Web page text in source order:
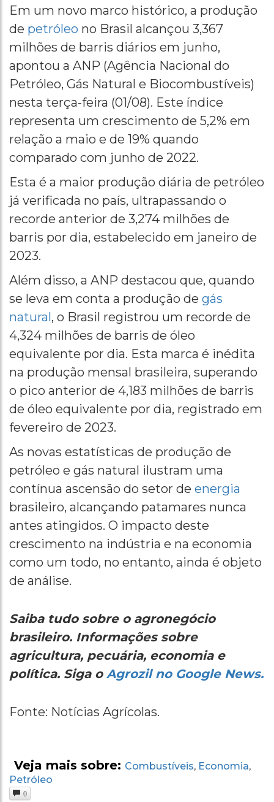
Em um novo marco histórico, a produção
de petróleo no Brasil alcançou 3,367
milhões de barris diários em junho,
apontou a ANP (Agência Nacional do
Petróleo, Gás Natural e Biocombustíveis)
nesta terça-feira (01/08). Este índice
representa um crescimento de 5,2% em
relação a maio e de 19% quando
comparado com junho de 2022.
Esta é a maior produção diária de petróleo
já verificada no país, ultrapassando o
recorde anterior de 3,274 milhões de
barris por dia, estabelecido em janeiro de
2023.
Além disso, a ANP destacou que, quando
se leva em conta a produção de gás
natural , o Brasil registrou um recorde de
4,324 milhões de barris de óleo
equivalente por dia. Esta marca é inédita
na produção mensal brasileira, superando
o pico anterior de 4,183 milhões de barris
de óleo equivalente por dia, registrado em
fevereiro de 2023.
As novas estatísticas de produção de
petróleo e gás natural ilustram uma
contínua ascensão do setor de energia
brasileiro, alcançando patamares nunca
antes atingidos. O impacto deste
crescimento na indústria e na economia
como um todo, no entanto, ainda é objeto
de análise.
Saiba tudo sobre o agronegócio
brasileiro. Informações sobre
agricultura, pecuária, economia e
política. Siga o Agrozil no Google News.
Fonte: Notícias Agrícolas.
Veja mais sobre: Combustíveis, Economia,
Petróleo
0